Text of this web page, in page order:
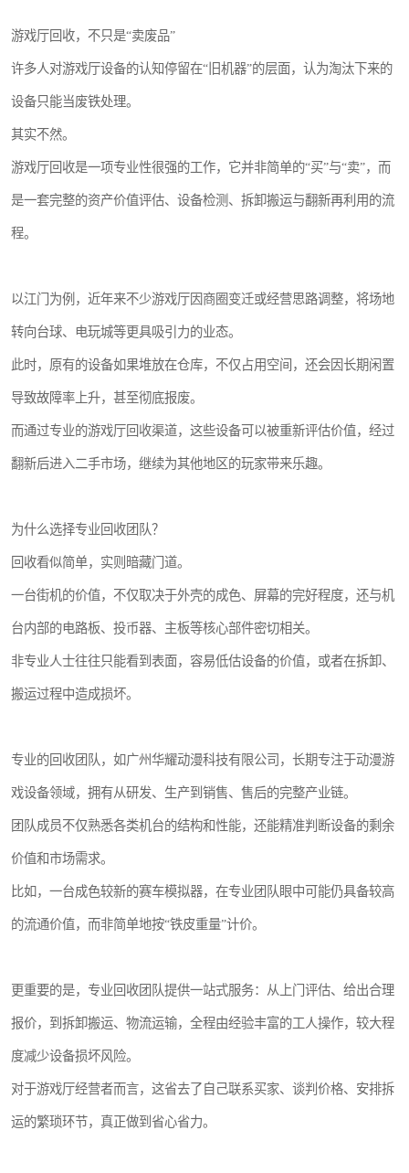
游戏厅回收，不只是“卖废品”
许多人对游戏厅设备的认知停留在“旧机器”的层面，认为淘汰下来的
设备只能当废铁处理。
其实不然。
游戏厅回收是一项专业性很强的工作，它并非简单的“买”与“卖”，而
是一套完整的资产价值评估、设备检测、拆卸搬运与翻新再利用的流
程。
以江门为例，近年来不少游戏厅因商圈变迁或经营思路调整，将场地
转向台球、电玩城等更具吸引力的业态。
此时，原有的设备如果堆放在仓库，不仅占用空间，还会因长期闲置
导致故障率上升，甚至彻底报废。
而通过专业的游戏厅回收渠道，这些设备可以被重新评估价值，经过
翻新后进入二手市场，继续为其他地区的玩家带来乐趣。
为什么选择专业回收团队？
回收看似简单，实则暗藏门道。
一台街机的价值，不仅取决于外壳的成色、屏幕的完好程度，还与机
台内部的电路板、投币器、主板等核心部件密切相关。
非专业人士往往只能看到表面，容易低估设备的价值，或者在拆卸、
搬运过程中造成损坏。
专业的回收团队，如广州华耀动漫科技有限公司，长期专注于动漫游
戏设备领域，拥有从研发、生产到销售、售后的完整产业链。
团队成员不仅熟悉各类机台的结构和性能，还能精准判断设备的剩余
价值和市场需求。
比如，一台成色较新的赛车模拟器，在专业团队眼中可能仍具备较高
的流通价值，而非简单地按“铁皮重量”计价。
更重要的是，专业回收团队提供一站式服务：从上门评估、给出合理
报价，到拆卸搬运、物流运输，全程由经验丰富的工人操作，较大程
度减少设备损坏风险。
对于游戏厅经营者而言，这省去了自己联系买家、谈判价格、安排拆
运的繁琐环节，真正做到省心省力。